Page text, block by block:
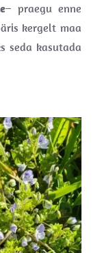
– praegu enne
kergelt maa
seda kasutada